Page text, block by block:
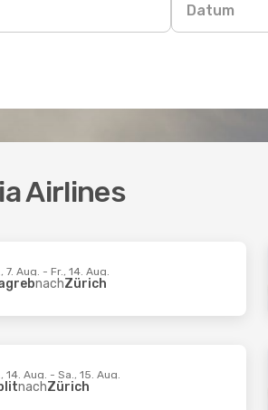
Datum
Airlines
7. Aug. - Fr., 14. Aug.
nachZürich
14. Aug. - Sa., 15. Aug.
nachZürich